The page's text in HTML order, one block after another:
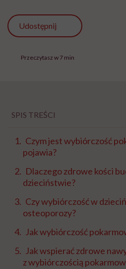
Udostępnij
Przeczytasz w 7 min
SPIS TREŚCI
Czym jest wybiórczość
pojawia?
Dlaczego zdrowe kości
dzieciństwie?
Czy wybiórczość w
osteoporozy?
Jak wybiórczość
Jak wspierać zdrowe
z wybiórczością